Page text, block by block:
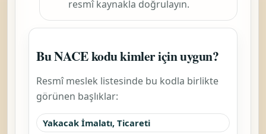
resmî kaynakla doğrulayın.
Bu NACE kodu kimler için uygun?
Resmî meslek listesinde bu kodla birlikte
görünen başlıklar:
Yakacak İmalatı, Ticareti